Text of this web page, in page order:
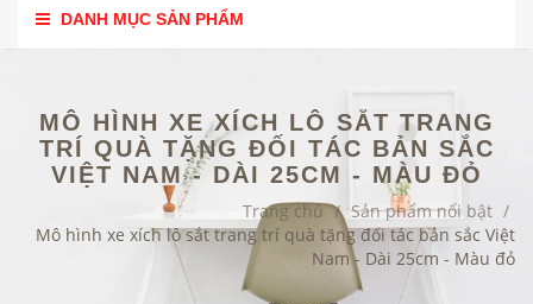
DANH MỤC SẢN PHẨM
MÔ HÌNH XE XÍCH LÔ SẮT TRANG
TRÍ QUÀ TẶNG ĐỐI TÁC BẢN SẮC
VIỆT NAM - DÀI 25CM - MÀU ĐỎ
Trang chủ / Sản phẩm nổi bật /
Mô hình xe xích lô sắt trang trí quà tặng đối tác bản sắc Việt
Nam - Dài 25cm - Màu đỏ